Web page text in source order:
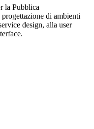
la Pubblica
di ambienti
design, alla user